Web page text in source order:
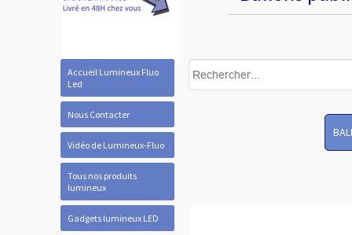
Accueil Lumineux Fluo
Led
Nous Contacter
Vidéo de Lumineux-Fluo
Tous nos produits
lumineux
Gadgets lumineux LED